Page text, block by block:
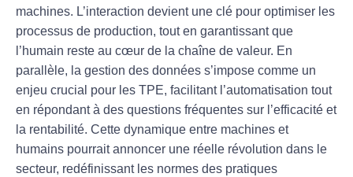
machines. L’interaction devient une clé pour optimiser les
processus de production, tout en garantissant que
l’humain reste au cœur de la chaîne de valeur. En
parallèle, la gestion des données s’impose comme un
enjeu crucial pour les TPE, facilitant l’automatisation tout
en répondant à des questions fréquentes sur l’efficacité et
la rentabilité. Cette dynamique entre machines et
humains pourrait annoncer une réelle révolution dans le
secteur, redéfinissant les normes des pratiques